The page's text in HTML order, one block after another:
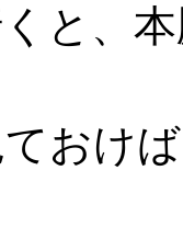
と、
おけ